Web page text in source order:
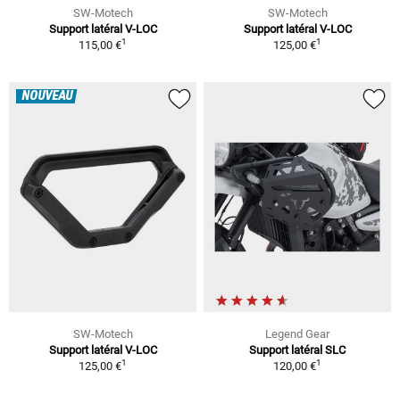
SW-Motech
Support latéral V-LOC
115,00 €1
SW-Motech
Support latéral V-LOC
125,00 €1
NOUVEAU
SW-Motech
Support latéral V-LOC
125,00 €1
Legend Gear
Support latéral SLC
120,00 €1